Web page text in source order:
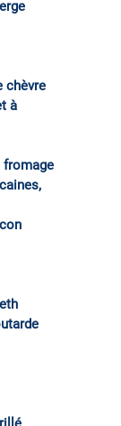
chèvre
à
fromage